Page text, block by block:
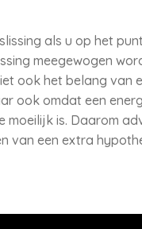
als u op het
meegewogen
ook het belang van
ook omdat een
moeilijk is. Daarom
van een extra